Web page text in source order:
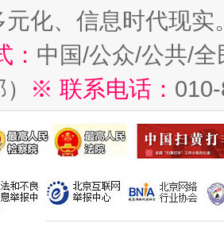
元化、信息时代现实
中国/公众/公共/
※ 联系电话：